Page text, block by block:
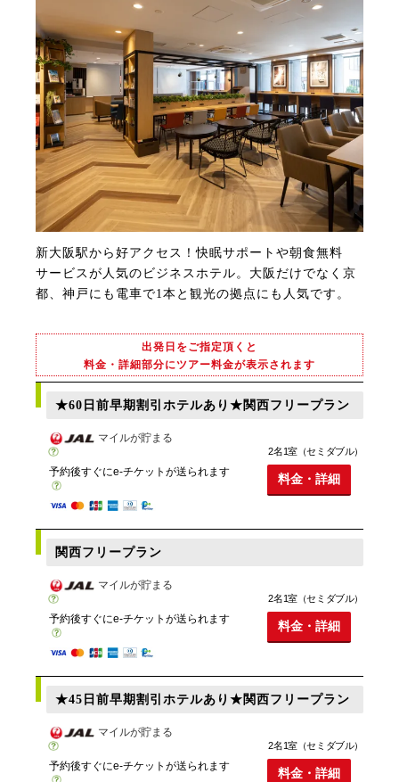
新大阪駅から好アクセス！快眠サポートや朝食無料
サービスが人気のビジネスホテル。大阪だけでなく京
都、神戸にも電車で1本と観光の拠点にも人気です。
出発日をご指定頂くと
料金・詳細部分にツアー料金が表示されます
★60日前早期割引ホテルあり★関西フリープラン
マイルが貯まる
予約後すぐにe-チケットが送られます
2名1室（セミダブル）
料金・詳細
関西フリープラン
マイルが貯まる
予約後すぐにe-チケットが送られます
2名1室（セミダブル）
料金・詳細
★45日前早期割引ホテルあり★関西フリープラン
マイルが貯まる
予約後すぐにe-チケットが送られます
2名1室（セミダブル）
料金・詳細